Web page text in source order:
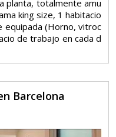
planta, totalmente amu
king size, 1 habitacio
equipada (Horno, vitroc
de trabajo en cada d
Barcelona